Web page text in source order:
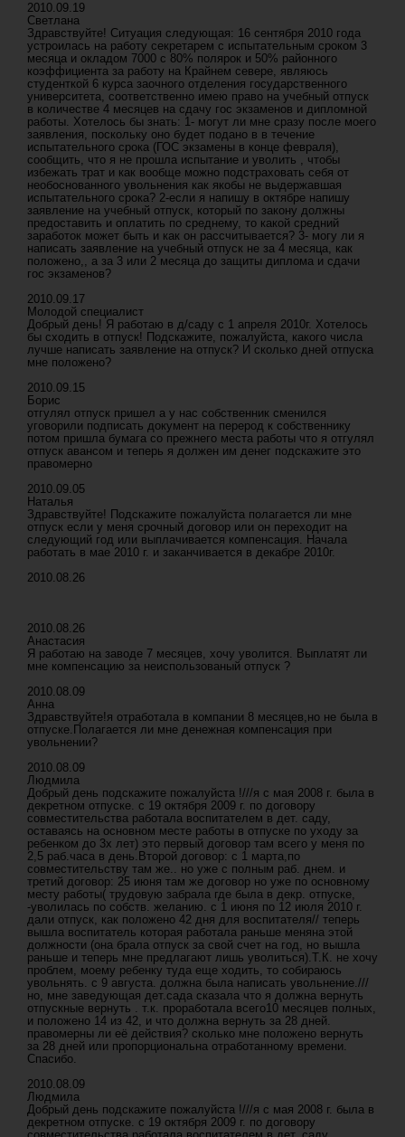
2010.09.19
Светлана
Здравствуйте! Ситуация следующая: 16 сентября 2010 года
устроилась на работу секретарем с испытательным сроком 3
месяца и окладом 7000 с 80% полярок и 50% районного
коэффициента за работу на Крайнем севере, являюсь
студенткой 6 курса заочного отделения государственного
университета, соответственно имею право на учебный отпуск
в количестве 4 месяцев на сдачу гос экзаменов и дипломной
работы. Хотелось бы знать: 1- могут ли мне сразу после моего
заявления, поскольку оно будет подано в в течение
испытательного срока (ГОС экзамены в конце февраля),
сообщить, что я не прошла испытание и уволить , чтобы
избежать трат и как вообще можно подстраховать себя от
необоснованного увольнения как якобы не выдержавшая
испытательного срока? 2-если я напишу в октябре напишу
заявление на учебный отпуск, который по закону должны
предоставить и оплатить по среднему, то какой средний
заработок может быть и как он рассчитывается? 3- могу ли я
написать заявление на учебный отпуск не за 4 месяца, как
положено,, а за 3 или 2 месяца до защиты диплома и сдачи
гос экзаменов?
2010.09.17
Молодой специалист
Добрый день! Я работаю в д/саду с 1 апреля 2010г. Хотелось
бы сходить в отпуск! Подскажите, пожалуйста, какого числа
лучше написать заявление на отпуск? И сколько дней отпуска
мне положено?
2010.09.15
Борис
отгулял отпуск пришел а у нас собственник сменился
уговорили подписать документ на перерод к собственнику
потом пришла бумага со прежнего места работы что я отгулял
отпуск авансом и теперь я должен им денег подскажите это
правомерно
2010.09.05
Наталья
Здравствуйте! Подскажите пожалуйста полагается ли мне
отпуск если у меня срочный договор или он переходит на
следующий год или выплачивается компенсация. Начала
работать в мае 2010 г. и заканчивается в декабре 2010г.
2010.08.26
2010.08.26
Анастасия
Я работаю на заводе 7 месяцев, хочу уволится. Выплатят ли
мне компенсацию за неиспользованый отпуск ?
2010.08.09
Анна
Здравствуйте!я отработала в компании 8 месяцев,но не была в
отпуске.Полагается ли мне денежная компенсация при
увольнении?
2010.08.09
Людмила
Добрый день подскажите пожалуйста !///я с мая 2008 г. была в
декретном отпуске. с 19 октября 2009 г. по договору
совместительства работала воспитателем в дет. саду,
оставаясь на основном месте работы в отпуске по уходу за
ребенком до 3х лет) это первый договор там всего у меня по
2,5 раб.часа в день.Второй договор: с 1 марта,по
совместительству там же.. но уже с полным раб. днем. и
третий договор: 25 июня там же договор но уже по основному
месту работы( трудовую забрала где была в декр. отпуске,
-уволилась по собств. желанию. с 1 июня по 12 июля 2010 г.
дали отпуск, как положено 42 дня для воспитателя// теперь
вышла воспитатель которая работала раньше меняна этой
должности (она брала отпуск за свой счет на год, но вышла
раньше и теперь мне предлагают лишь уволиться).Т.К. не хочу
проблем, моему ребенку туда еще ходить, то собираюсь
увольнять. с 9 августа. должна была написать увольнение.///
но, мне заведующая дет.сада сказала что я должна вернуть
отпускные вернуть . т.к. проработала всего10 месяцев полных,
и положено 14 из 42, и что должна вернуть за 28 дней.
правомерны ли её действия? сколько мне положено вернуть
за 28 дней или пропорциональна отработанному времени.
Спасибо.
2010.08.09
Людмила
Добрый день подскажите пожалуйста !///я с мая 2008 г. была в
декретном отпуске. с 19 октября 2009 г. по договору